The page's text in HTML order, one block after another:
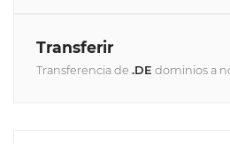
Transferir
Transferencia de .DE dominios a